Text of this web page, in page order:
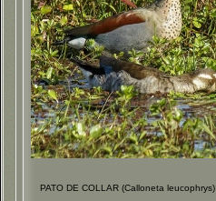
PATO DE COLLAR (Calloneta leucophrys)